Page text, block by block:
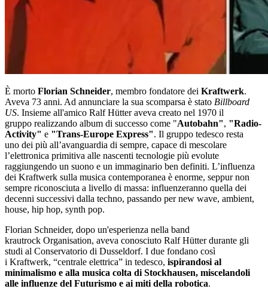
È morto Florian Schneider, membro fondatore dei Kraftwerk.
Aveva 73 anni. Ad annunciare la sua scomparsa è stato Billboard
US. Insieme all'amico Ralf Hütter aveva creato nel 1970 il
gruppo realizzando album di successo come "Autobahn", "Radio-
Activity" e "Trans-Europe Express". Il gruppo tedesco resta
uno dei più all’avanguardia di sempre, capace di mescolare
l’elettronica primitiva alle nascenti tecnologie più evolute
raggiungendo un suono e un immaginario ben definiti. L’influenza
dei Kraftwerk sulla musica contemporanea è enorme, seppur non
sempre riconosciuta a livello di massa: influenzeranno quella dei
decenni successivi dalla techno, passando per new wave, ambient,
house, hip hop, synth pop.
Florian Schneider, dopo un'esperienza nella band
krautrock Organisation, aveva conosciuto Ralf Hütter durante gli
studi al Conservatorio di Dusseldorf. I due fondano così
i Kraftwerk, “centrale elettrica” in tedesco, ispirandosi al
minimalismo e alla musica colta di Stockhausen, miscelandoli
alle influenze del Futurismo e ai miti della robotica.